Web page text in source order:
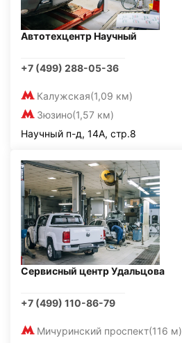
Автотехцентр Научный
+7 (499) 288-05-36
Калужская(1,09 км)
Зюзино(1,57 км)
Научный п-д, 14А, стр.8
Сервисный центр Удальцова
+7 (499) 110-86-79
Мичуринский проспект(116 м)